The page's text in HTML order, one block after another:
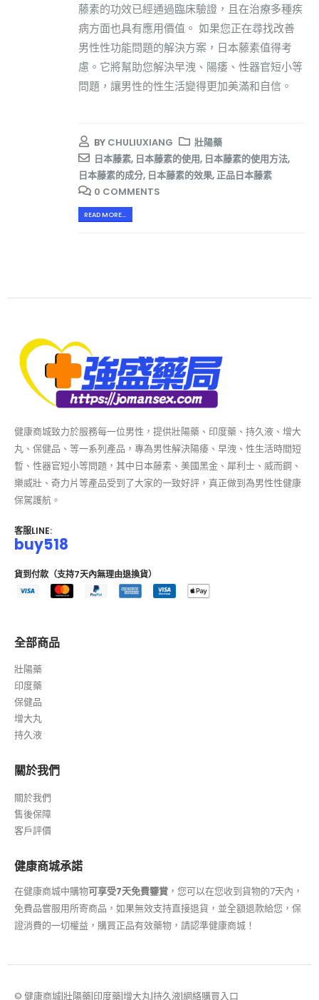
藤素的功效已經通過臨床驗證，且在治療多種疾
病方面也具有應用價值。 如果您正在尋找改善
男性性功能問題的解決方案，日本藤素值得考
慮。它將幫助您解決早洩、陽痿、性器官短小等
問題，讓男性的性生活變得更加美滿和自信。
BY CHULIUXIANG
壯陽藥
日本藤素, 日本藤素的使用, 日本藤素的使用方法,
日本藤素的成分, 日本藤素的效果,正品日本藤素
0 COMMENTS
READ MORE...
健康商城致力於服務每一位男性，提供壯陽藥、印度藥、持久液、增大
丸、保健品、等一系列產品，專為男性解決陽痿、早洩、性生活時間短
暫、性器官短小等問題，其中日本藤素、美國黑金、犀利士、威而鋼、
樂威壯、奇力片等產品受到了大家的一致好評，真正做到為男性性健康
保駕護航。
客服LINE:
buy518
貨到付款（支持7天內無理由退換貨）
全部商品
壯陽藥
印度藥
保健品
增大丸
持久液
關於我們
關於我們
售後保障
客戶評價
健康商城承諾
在健康商城中購物可享受7天免費鑒賞 ，您可以在您收到貨物的7天內，
免費品嘗服用所寄商品，如果無效支持直接退貨，並全額退款給您，保
證消費的一切權益，購買正品有效藥物，請認準健康商城！
© 健康商城|壯陽藥|印度藥|增大丸|持久液|網絡購買入口